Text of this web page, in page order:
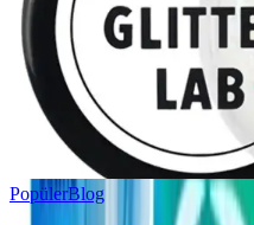
PopülerBlog